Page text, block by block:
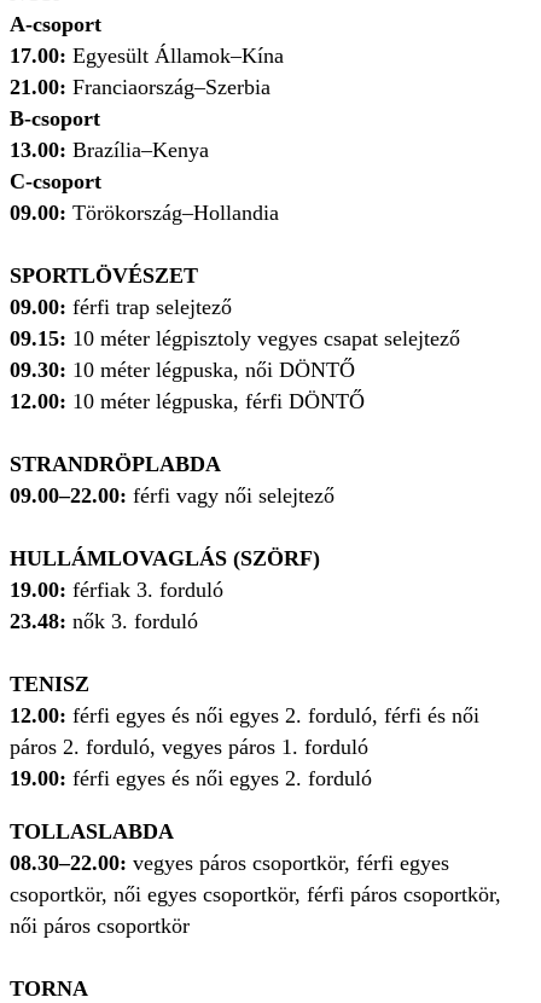
A-csoport
17.00: Egyesült Államok–Kína
21.00: Franciaország–Szerbia
B-csoport
13.00: Brazília–Kenya
C-csoport
09.00: Törökország–Hollandia
SPORTLÖVÉSZET
09.00: férfi trap selejtező
09.15: 10 méter légpisztoly vegyes csapat selejtező
09.30: 10 méter légpuska, női DÖNTŐ
12.00: 10 méter légpuska, férfi DÖNTŐ
STRANDRÖPLABDA
09.00–22.00: férfi vagy női selejtező
HULLÁMLOVAGLÁS (SZÖRF)
19.00: férfiak 3. forduló
23.48: nők 3. forduló
TENISZ
12.00: férfi egyes és női egyes 2. forduló, férfi és női
páros 2. forduló, vegyes páros 1. forduló
19.00: férfi egyes és női egyes 2. forduló
TOLLASLABDA
08.30–22.00: vegyes páros csoportkör, férfi egyes
csoportkör, női egyes csoportkör, férfi páros csoportkör,
női páros csoportkör
TORNA